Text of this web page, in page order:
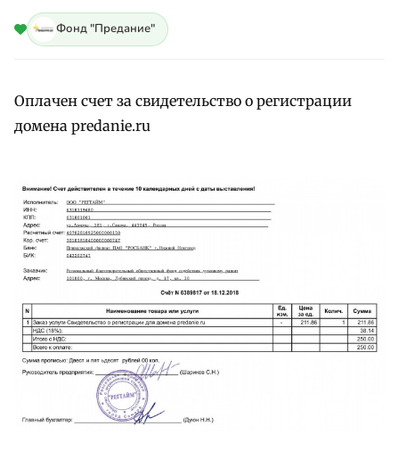
Фонд "Предание"
Оплачен счет за свидетельство о регистрации
домена predanie.ru